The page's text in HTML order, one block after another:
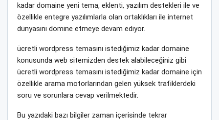
kadar domaine yeni tema, eklenti, yazılım destekleri ile ve
özellikle entegre yazılımlarla olan ortaklıkları ile internet
dünyasını domine etmeye devam ediyor.
ücretli wordpress temasını istediğimiz kadar domaine
konusunda web sitemizden destek alabileceğiniz gibi
ücretli wordpress temasını istediğimiz kadar domaine için
özellikle arama motorlarından gelen yüksek trafiklerdeki
soru ve sorunlara cevap verilmektedir.
Bu yazıdaki bazı bilgiler zaman içerisinde tekrar